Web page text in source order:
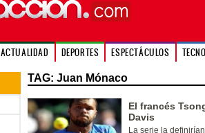
ACTUALIDAD DEPORTES ESPECTÁCULOS
TAG: Juan Mónaco
El francés
Davis
La serie la